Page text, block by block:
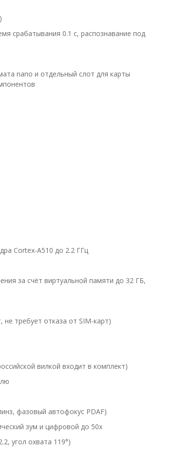
срабатывания 0.1 с, распознавание под
nano и отдельный слот для карты
Cortex-A510 до 2.2 ГГц
за счёт виртуальной памяти до 32 ГБ,
требует отказа от SIM-карт)
вилкой входит в комплект)
фазовый автофокус PDAF)
зум и цифровой до 50x
угол охвата 119°)